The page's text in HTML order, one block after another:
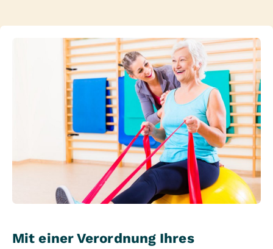
Mit einer Verordnung Ihres